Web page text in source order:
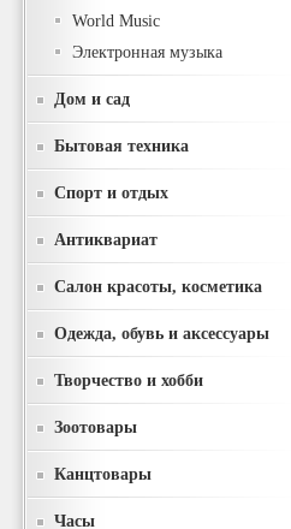
World Music
Электронная музыка
Дом и сад
Бытовая техника
Спорт и отдых
Антиквариат
Салон красоты, косметика
Одежда, обувь и аксессуары
Творчество и хобби
Зоотовары
Канцтовары
Часы